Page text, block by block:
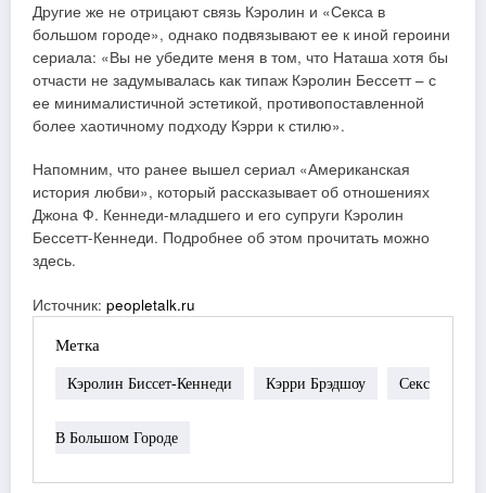
Другие же не отрицают связь Кэролин и «Секса в
большом городе», однако подвязывают ее к иной героини
сериала: «Вы не убедите меня в том, что Наташа хотя бы
отчасти не задумывалась как типаж Кэролин Бессетт – с
ее минималистичной эстетикой, противопоставленной
более хаотичному подходу Кэрри к стилю».
Напомним, что ранее вышел сериал «Американская
история любви», который рассказывает об отношениях
Джона Ф. Кеннеди-младшего и его супруги Кэролин
Бессетт-Кеннеди. Подробнее об этом прочитать можно
здесь.
Источник: peopletalk.ru
Метка
Кэролин Биссет-Кеннеди Кэрри Брэдшоу Секс
В Большом Городе